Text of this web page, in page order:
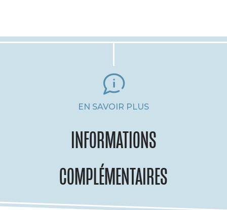
EN SAVOIR PLUS
INFORMATIONS
COMPLÉMENTAIRES